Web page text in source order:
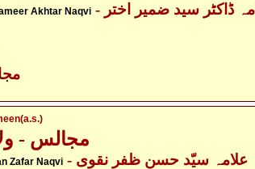
Akhtar Naqvi - علامہ ڈاکٹر سید ضمیر اختر
-
مجالس -
Zafar Naqvi - علامہ سیّد حسن ظفر نقوی